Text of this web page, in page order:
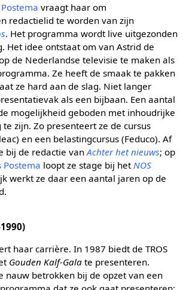
vraagt haar om
redactielid te worden van zijn
. Het programma wordt live uitgezonden
Het idee ontstaat om van Astrid de
de Nederlandse televisie te maken als
Ze heeft de smaak te pakken
ze hard aan de slag. Niet langer
als een bijbaan. Een aantal
mogelijkheid geboden met inhoudrijke
zijn. Zo presenteert ze de cursus
en een belastingcursus (Feduco). Af
bij de redactie van Achter het nieuws; op
Postema loopt ze stage bij het NOS
werkt ze daar een aantal jaren op de
haar carrière. In 1987 biedt de TROS
Gouden Kalf-Galate presenteren.
nauw betrokken bij de opzet van een